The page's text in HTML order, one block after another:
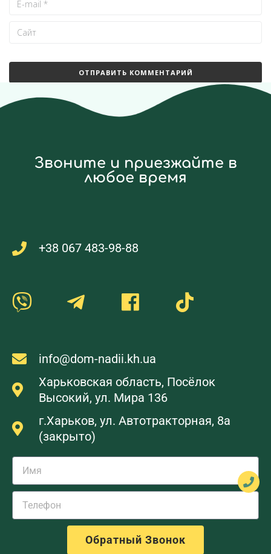
Звоните и приезжайте в
любое время
+38 067 483-98-88
info@dom-nadii.kh.ua
Харьковская область, Посёлок
Высокий, ул. Мира 136
г.Харьков, ул. Автотракторная, 8а
(закрыто)
Обратный Звонок